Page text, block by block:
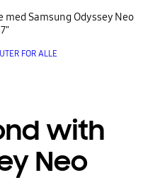
Samsung Odyssey Neo
FOR ALLE
with
Neo